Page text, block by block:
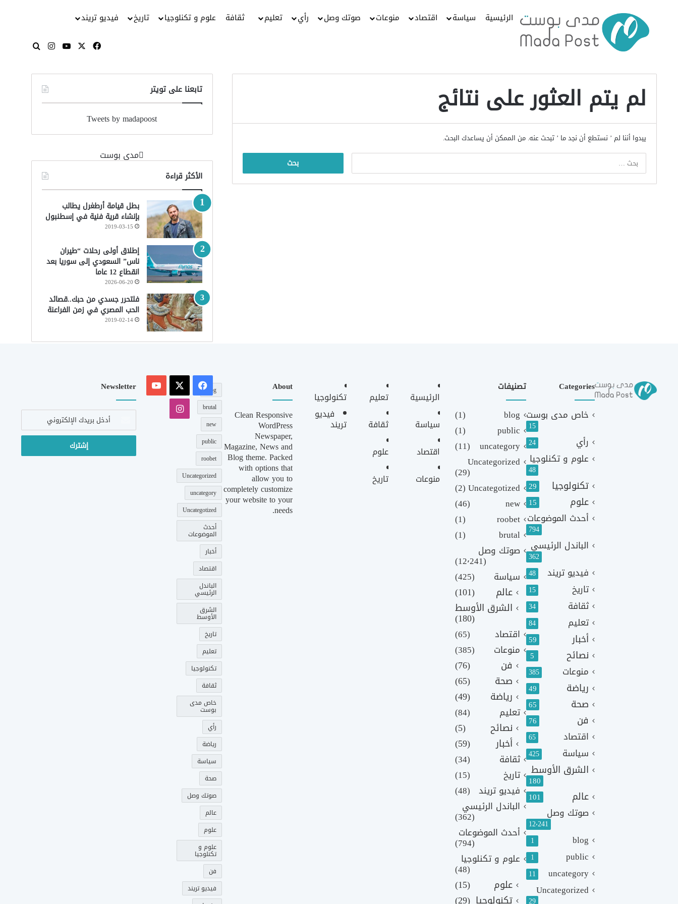
الرئيسية سياسة اقتصاد منوعات صوتك وصل رأي تعليم ثقافة علوم و تكنلوجيا تاريخ فيديو تريند
فيسبوك
‫X
‫YouTube
انستقرامبحث عن
لم يتم العثور على نتائج
يبدوا أننا لم ’ نستطع أن نجد ما ’ تبحث عنه. من الممكن أن يساعدك البحث.
البحث
تابعنا على تويتر
Tweets by madapoost
‏مدى بوست‏
الأكثر قراءة
بطل قيامة أرطغرل يطالب
بإنشاء قرية فنية في إسطنبول
2019-03-15
إطلاق أولى رحلات “طيران
ناس” السعودي إلى سوريا بعد
انقطاع 12 عاما
2026-06-20
فلتحرر جسدي من حبك..قصائد
الحب المصري في زمن الفراعنة
2019-02-14
Categories
خاص مدى بوست
15
رأي 24
علوم و تكنلوجيا
48
تكنولوجيا 29
علوم 15
أحدث الموضوعات
794
الباندل الرئيسي
362
فيديو تريند 48
تاريخ 15
ثقافة 34
تعليم 84
أخبار 59
نصائح 5
منوعات 385
رياضة 49
صحة 65
فن 76
اقتصاد 65
سياسة 425
الشرق الأوسط
180
عالم 101
صوتك وصل
12٬241
blog
1
public
1
uncategory
11
Uncategorized
29
تصنيفات
blog
(1)
public
(1)
uncategory
(11)
Uncategorized
(29)
Uncategotized
(2)
new
(46)
roobet
(1)
brutal
(1)
صوتك وصل
(12٬241)
سياسة
(425)
عالم
(101)
الشرق الأوسط
(180)
اقتصاد
(65)
منوعات
(385)
فن
(76)
صحة
(65)
رياضة
(49)
تعليم (84)
نصائح
(5)
أخبار
(59)
ثقافة
(34)
تاريخ
(15)
فيديو تريند (48)
الباندل الرئيسي
(362)
أحدث الموضوعات
(794)
علوم و تكنلوجيا
(48)
علوم
(15)
تكنولوجيا (29)
الرئيسية
سياسة
اقتصاد
منوعات
تعليم
ثقافة
علوم
تاريخ
تكنولوجيا
فيديو
تريند
About
Clean Responsive
WordPress
Newspaper,
Magazine, News and
Blog theme. Packed
with options that
allow you to
completely customize
your website to your
needs.
blog
brutal
new
public
roobet
Uncategorized
uncategory
Uncategotized
أحدث
الموضوعات
أخبار
اقتصاد
الباندل
الرئيسي
الشرق
الأوسط
تاريخ
تعليم
تكنولوجيا
ثقافة
خاص مدى
بوست
رأي
رياضة
سياسة
صحة
صوتك وصل
عالم
علوم
علوم و
تكنلوجيا
فن
فيديو تريند
فيسبوك
‫X
‫YouTube
انستقرام
Newsletter
أدخل
الإلكتروني